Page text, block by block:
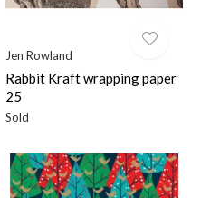
Jen Rowland
Rabbit Kraft wrapping paper
25
Sold